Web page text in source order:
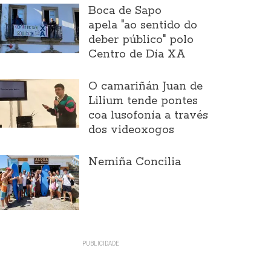
Boca de Sapo
apela "ao sentido do
deber público" polo
Centro de Día XA
O camariñán Juan de
Lilium tende pontes
coa lusofonía a través
dos videoxogos
Nemiña Concilia